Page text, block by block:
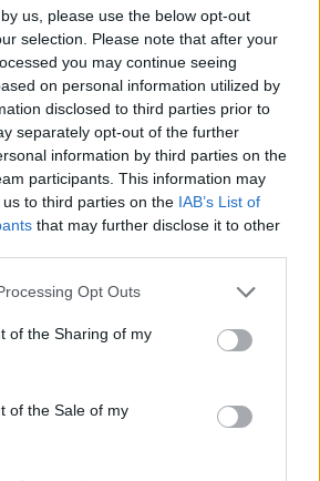
us, please use the below opt-out
selection. Please note that after your
you may continue seeing
on personal information utilized by
disclosed to third parties prior to
separately opt-out of the further
information by third parties on the
participants. This information may
to third parties on the IAB’s List of
that may further disclose it to other
Opt Outs
of the Sharing of my
of the Sale of my
jashtë rrezikut